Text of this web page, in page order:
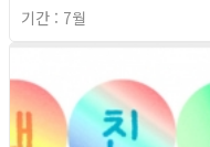
기간 : 7월